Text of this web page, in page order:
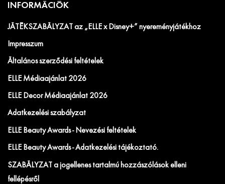
INFORMÁCIÓK
JÁTÉKSZABÁLYZAT az „ELLE x Disney+” nyereményjátékhoz
Impresszum
Általános szerződési feltételek
ELLE Médiaajánlat 2026
ELLE Decor Médiaajánlat 2026
Adatkezelési szabályzat
ELLE Beauty Awards - Nevezési feltételek
ELLE Beauty Awards - Adatkezelési tájékoztató.
SZABÁLYZAT a jogellenes tartalmú hozzászólások elleni
fellépésről